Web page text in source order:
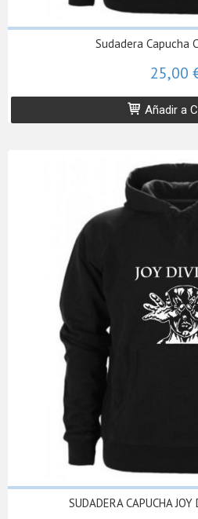
Sudadera Capucha
25,00
Añadir a
SUDADERA CAPUCHA